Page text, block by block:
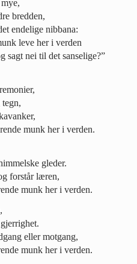
bredden,
endelige nibbana:
leve her i verden
sagt nei til det sanselige?”
munk her i verden.
gleder.
forstår læren,
munk her i verden.
eller motgang,
munk her i verden.